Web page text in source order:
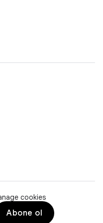
cookies
Abone ol